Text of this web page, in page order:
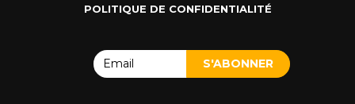
POLITIQUE DE CONFIDENTIALITÉ